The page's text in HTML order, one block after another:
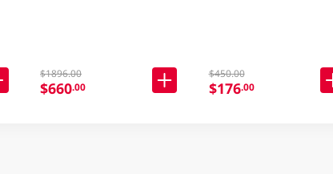
$1896.00
$660.00
$450.00
$176.00